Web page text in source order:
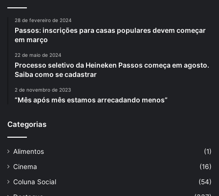
28 de fevereiro de 2024
Passos: inscrições para casas populares devem começar
em março
22 de maio de 2024
Processo seletivo da Heineken Passos começa em agosto.
Saiba como se cadastrar
2 de novembro de 2023
“Mês após mês estamos arrecadando menos”
Categorias
Alimentos
(1)
Cinema
(16)
Coluna Social
(54)